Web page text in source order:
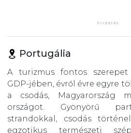
Portugália
A turizmus fontos
GDP-jében, évről évre egyre
a csodás, Magyarország
országot. Gyönyörű
strandokkal, csodás
egzotikus természeti